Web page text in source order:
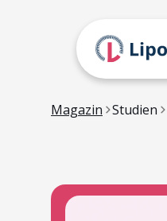
Magazin Studien